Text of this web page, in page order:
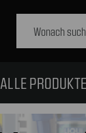
ALLE PRODUKTE